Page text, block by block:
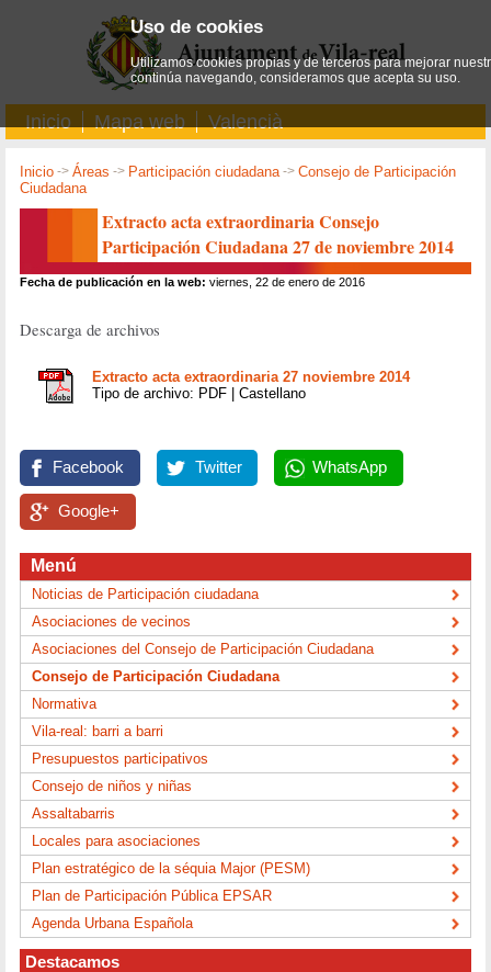
Inicio Mapa web Valencià
Inicio ->Áreas -> Participación ciudadana->Consejo de Participación
Ciudadana
Extracto acta extraordinaria Consejo
Participación Ciudadana 27 de noviembre 2014
Fecha de publicación en la web: viernes, 22 de enero de 2016
Descarga de archivos
Extracto acta extraordinaria 27 noviembre 2014
Tipo de archivo: PDF | Castellano
Facebook Twitter WhatsApp
Google+
Menú
Noticias de Participación ciudadana
Asociaciones de vecinos
Asociaciones del Consejo de Participación Ciudadana
Consejo de Participación Ciudadana
Normativa
Vila-real: barri a barri
Presupuestos participativos
Consejo de niños y niñas
Assaltabarris
Locales para asociaciones
Plan estratégico de la séquia Major (PESM)
Plan de Participación Pública EPSAR
Agenda Urbana Española
Destacamos
Uso de cookies
Utilizamos cookies propias y de terceros para mejorar
continúa navegando, consideramos que acepta su uso.